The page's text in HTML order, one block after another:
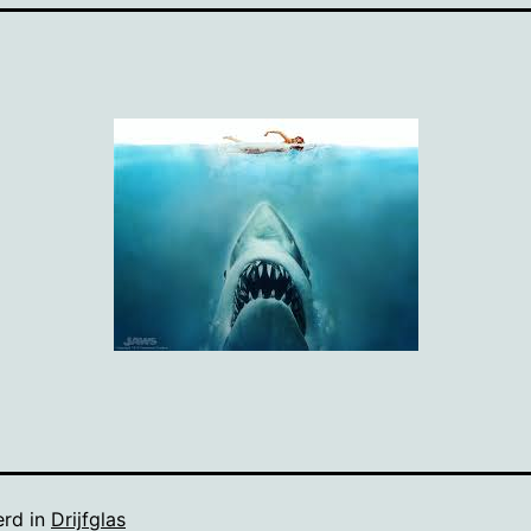
in Drijfglas